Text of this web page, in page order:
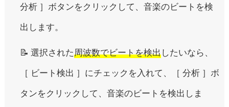
分析 ］ボタンをクリックして、音楽のビートを検
出します。
📝 選択された周波数でビートを検出したいなら、
［ ビート検出 ］にチェックを入れて、［ 分析 ］ボ
タンをクリックして、音楽のビートを検出しま